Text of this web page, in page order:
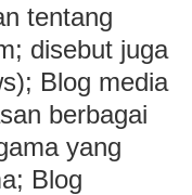
tentang
disebut juga
Blog media
berbagai
yang
Blog